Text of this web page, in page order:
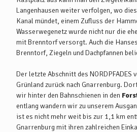
Langenhausen weiter verfolgen, wo
Kanal mündet, einem Zufluss der
Wasserwegenetz wurde nicht nur die
mit Brenntorf versorgt. Auch die
Brenntorf, Ziegeln und Dachpfannen
Der letzte Abschnitt des NORDPFADES
Grünland zurück nach Gnarrenburg.
wir hinter den Bahnschienen in den
entlang wandern wir zu unserem
ist es nicht mehr weit bis zur 1,1 km
Gnarrenburg mit ihren zahlreichen